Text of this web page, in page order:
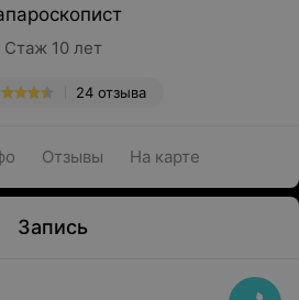
Стаж 10 лет
24 отзыва
Отзывы На карте
Запись